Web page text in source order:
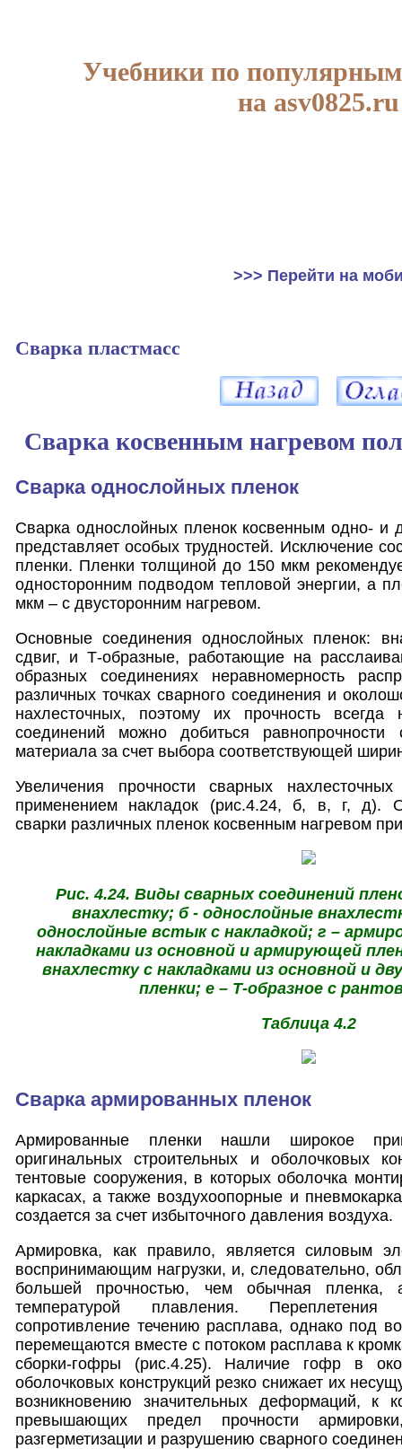
Учебники по
на asv0825.ru
>>> Перейти на
Сварка пластмасс
Сварка косвенным нагревом
Сварка однослойных пленок
Сварка однослойных пленок косвенным одно- и
представляет особых трудностей. Исключение
пленки. Пленки толщиной до 150 мкм
односторонним подводом тепловой энергии, а
мкм – с двусторонним нагревом.
Основные соединения однослойных пленок:
сдвиг, и Т-образные, работающие на
образных соединениях неравномерность
различных точках сварного соединения и
нахлесточных, поэтому их прочность
соединений можно добиться равнопрочности
материала за счет выбора соответствующей
Увеличения прочности сварных
применением накладок (рис.4.24, б, в, г, д).
сварки различных пленок косвенным нагревом
Рис. 4.24. Виды сварных соединений
внахлестку; б - однослойные
однослойные встык с накладкой; г –
накладками из основной и армирующей
внахлестку с накладками из основной и
пленки; е – Т-образное с
Таблица 4.2
Сварка армированных пленок
Армированные пленки нашли широкое
оригинальных строительных и оболочковых
тентовые сооружения, в которых оболочка
каркасах, а также воздухоопорные и
создается за счет избыточного давления воздуха.
Армировка, как правило, является силовым
воспринимающим нагрузки, и, следовательно,
большей прочностью, чем обычная пленка,
температурой плавления. Переплетения
сопротивление течению расплава, однако под
перемещаются вместе с потоком расплава к
сборки-гофры (рис.4.25). Наличие гофр в
оболочковых конструкций резко снижает их
возникновению значительных деформаций, к
превышающих предел прочности
разгерметизации и разрушению сварного